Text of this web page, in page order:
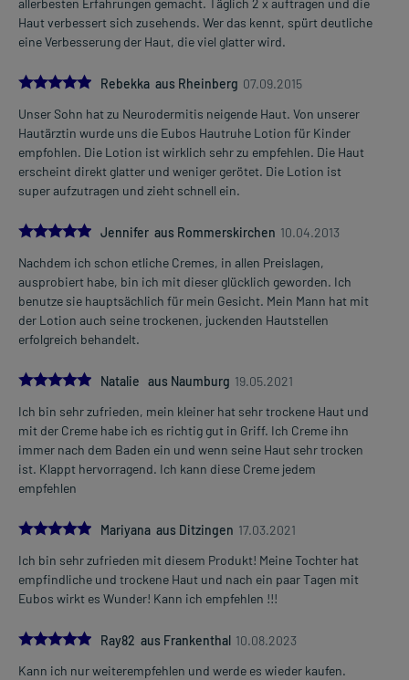
Haut verbessert sich zusehends. Wer das kennt, spürt deutliche
eine Verbesserung der Haut, die viel glatter wird.
5.0
Rebekka aus Rheinberg 07.09.2015
Unser Sohn hat zu Neurodermitis neigende Haut. Von unserer
Hautärztin wurde uns die Eubos Hautruhe Lotion für Kinder
empfohlen. Die Lotion ist wirklich sehr zu empfehlen. Die Haut
erscheint direkt glatter und weniger gerötet. Die Lotion ist
super aufzutragen und zieht schnell ein.
5.0
Jennifer aus Rommerskirchen 10.04.2013
Nachdem ich schon etliche Cremes, in allen Preislagen,
ausprobiert habe, bin ich mit dieser glücklich geworden. Ich
benutze sie hauptsächlich für mein Gesicht. Mein Mann hat mit
der Lotion auch seine trockenen, juckenden Hautstellen
erfolgreich behandelt.
5.0
Natalie aus Naumburg 19.05.2021
Ich bin sehr zufrieden, mein kleiner hat sehr trockene Haut und
mit der Creme habe ich es richtig gut in Griff. Ich Creme ihn
immer nach dem Baden ein und wenn seine Haut sehr trocken
ist. Klappt hervorragend. Ich kann diese Creme jedem
empfehlen
5.0
Mariyana aus Ditzingen 17.03.2021
Ich bin sehr zufrieden mit diesem Produkt! Meine Tochter hat
empfindliche und trockene Haut und nach ein paar Tagen mit
Eubos wirkt es Wunder! Kann ich empfehlen !!!
5.0
Ray82 aus Frankenthal 10.08.2023
Kann ich nur weiterempfehlen und werde es wieder kaufen.